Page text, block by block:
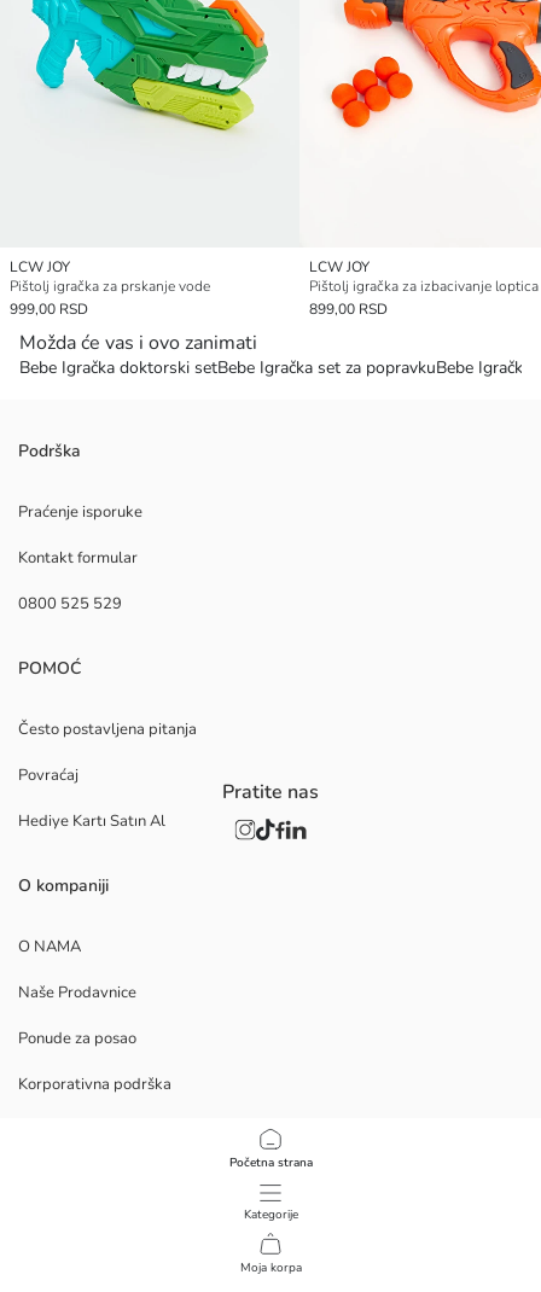
Početna strana
Kategorije
Moja korpa
LCW JOY
Pištolj igračka za prskanje vode
999,00 RSD
LCW JOY
Pištolj igračka za izbacivanje loptica
899,00 RSD
Možda će vas i ovo zanimati
Bebe Igračka doktorski setBebe Igračka set za popravkuBebe Igračka
Podrška
Praćenje isporuke
Kontakt formular
0800 525 529
POMOĆ
Često postavljena pitanja
Povraćaj
Hediye Kartı Satın Al
O kompaniji
O NAMA
Naše Prodavnice
Ponude za posao
Korporativna podrška
Politika privatnosti i bezbednosti podataka
Pratite nas